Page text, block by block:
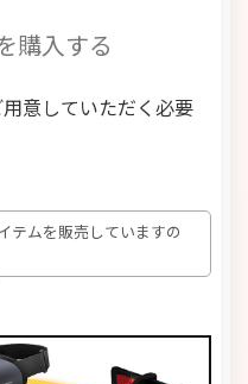
購入する
意していただく必要
テムを販売していますの